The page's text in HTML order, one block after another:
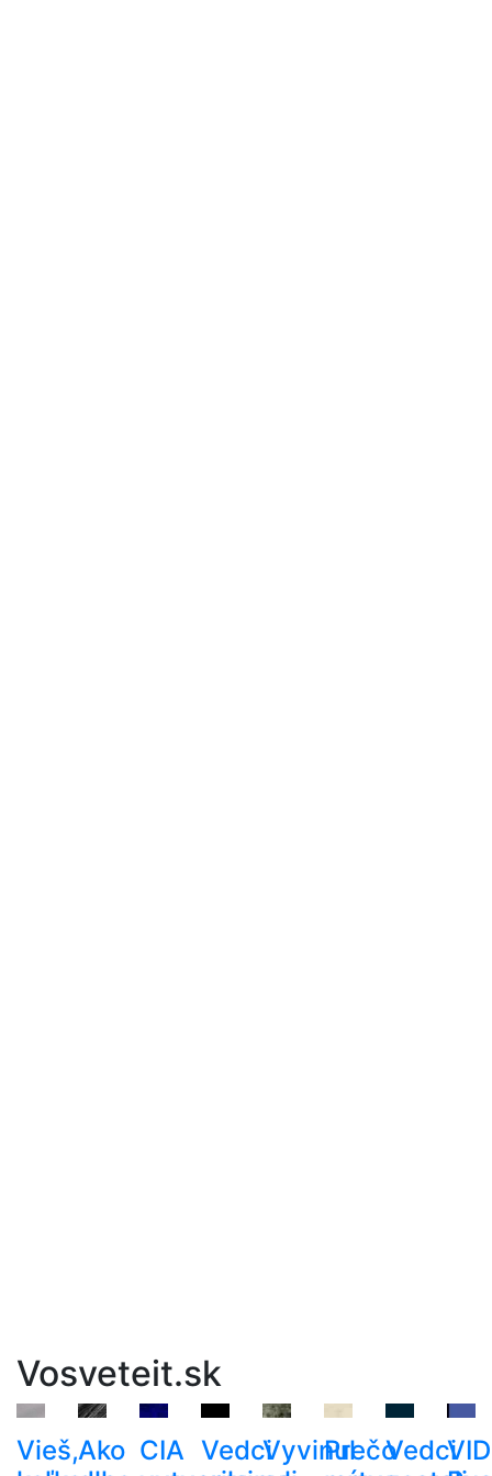
Vosveteit.sk
Vieš,Ako CIA VedciVyvinulPrečoVedci